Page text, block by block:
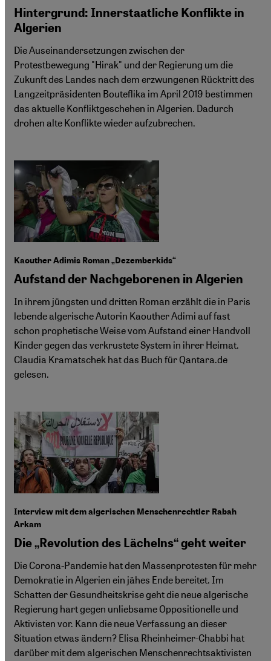
Hintergrund: Innerstaatliche Konflikte in
Algerien
Die Auseinandersetzungen zwischen der
Protestbewegung "Hirak" und der Regierung um die
Zukunft des Landes nach dem erzwungenen Rücktritt des
Langzeitpräsidenten Bouteflika im April 2019 bestimmen
das aktuelle Konfliktgeschehen in Algerien. Dadurch
drohen alte Konflikte wieder aufzubrechen.
Kaouther Adimis Roman „Dezemberkids“
Aufstand der Nachgeborenen in Algerien
In ihrem jüngsten und dritten Roman erzählt die in Paris
lebende algerische Autorin Kaouther Adimi auf fast
schon prophetische Weise vom Aufstand einer Handvoll
Kinder gegen das verkrustete System in ihrer Heimat.
Claudia Kramatschek hat das Buch für Qantara.de
gelesen.
Interview mit dem algerischen Menschenrechtler Rabah
Arkam
Die „Revolution des Lächelns“ geht weiter
Die Corona-Pandemie hat den Massenprotesten für mehr
Demokratie in Algerien ein jähes Ende bereitet. Im
Schatten der Gesundheitskrise geht die neue algerische
Regierung hart gegen unliebsame Oppositionelle und
Aktivisten vor. Kann die neue Verfassung an dieser
Situation etwas ändern? Elisa Rheinheimer-Chabbi hat
darüber mit dem algerischen Menschenrechtsaktivisten